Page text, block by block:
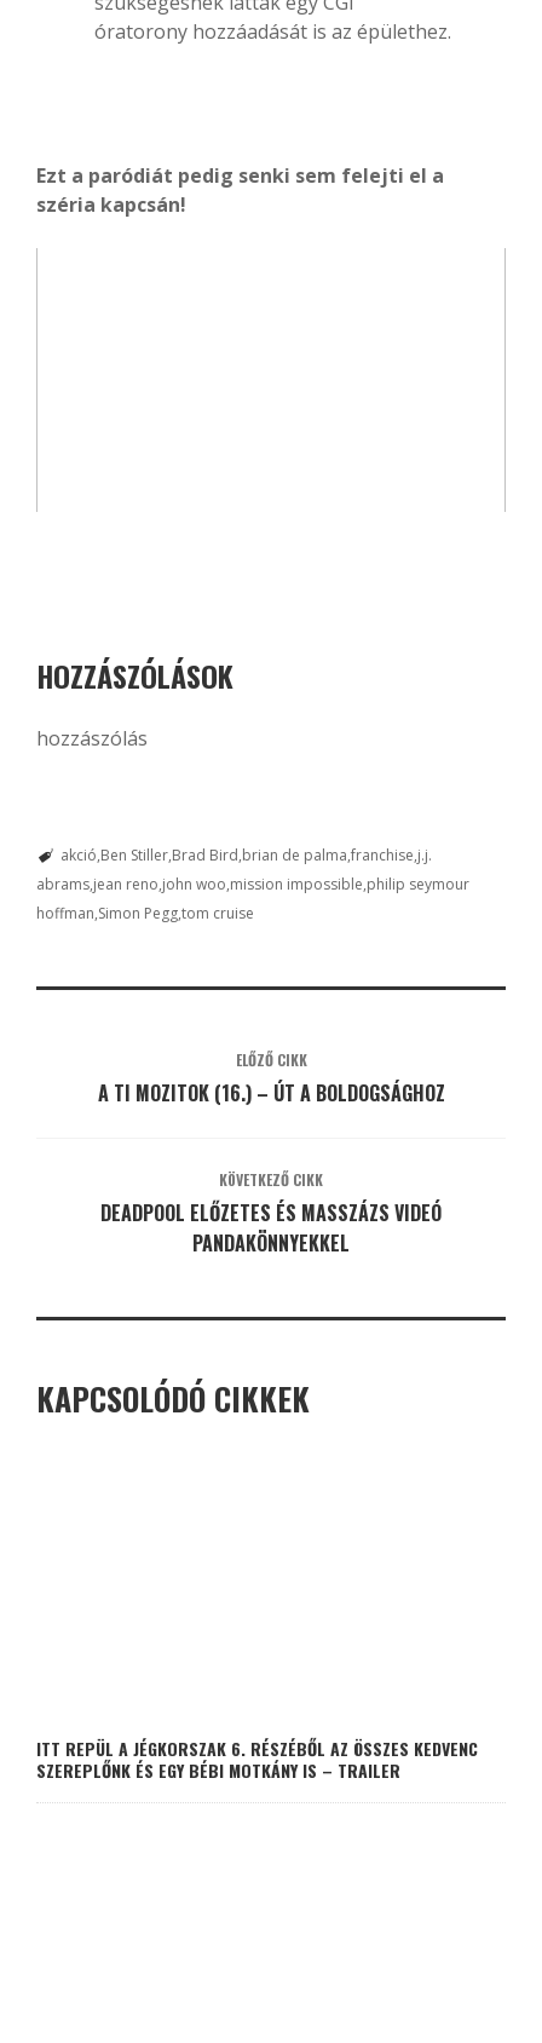
óratorony hozzáadását is az épülethez.
Ezt a paródiát pedig senki sem felejti el a
széria kapcsán!
HOZZÁSZÓLÁSOK
hozzászólás
akció Ben Stiller Brad Bird brian de palma franchise j.j.
abrams jean reno john woo mission impossible philip seymour
hoffman Simon Peggtom cruise
ELŐZŐ CIKK
A TI MOZITOK (16.) – ÚT A BOLDOGSÁGHOZ
KÖVETKEZŐ CIKK
DEADPOOL ELŐZETES ÉS MASSZÁZS VIDEÓ
PANDAKÖNNYEKKEL
KAPCSOLÓDÓ CIKKEK
ITT REPÜL A JÉGKORSZAK 6. RÉSZÉBŐL AZ ÖSSZES KEDVENC
SZEREPLŐNK ÉS EGY BÉBI MOTKÁNY IS – TRAILER